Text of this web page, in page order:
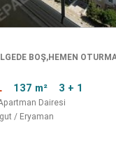
BOŞ,HEMEN
137 m² 3 + 1
Dairesi
/ Eryaman